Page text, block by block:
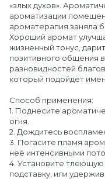
«злых духов».
ароматизации
ароматерапия заняла
Хороший аромат
жизненный тонус,
позитивного общения
разновидностей
который подойдёт
Способ применения:
1. Поднесите
огня.
2. Дождитесь
3. Погасите пламя
неё интенсивными
4. Установите
подставку, или